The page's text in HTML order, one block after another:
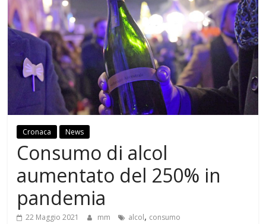
Cronaca News
Consumo di alcol
aumentato del 250% in
pandemia
22 Maggio 2021 mm alcol, consumo